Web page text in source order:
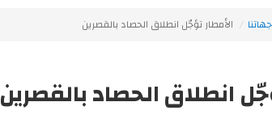
جهاتنا الأمطار تؤجّل انطلاق الحصاد بالقصرين
انطلاق الحصاد بالقصرين